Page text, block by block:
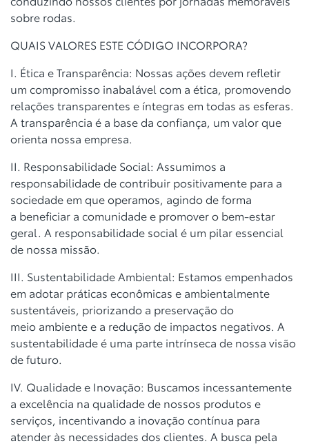
sobre rodas.
QUAIS VALORES ESTE CÓDIGO INCORPORA?
I. Ética e Transparência: Nossas ações devem refletir
um compromisso inabalável com a ética, promovendo
relações transparentes e íntegras em todas as esferas.
A transparência é a base da confiança, um valor que
orienta nossa empresa.
II. Responsabilidade Social: Assumimos a
responsabilidade de contribuir positivamente para a
sociedade em que operamos, agindo de forma
a beneficiar a comunidade e promover o bem-estar
geral. A responsabilidade social é um pilar essencial
de nossa missão.
III. Sustentabilidade Ambiental: Estamos empenhados
em adotar práticas econômicas e ambientalmente
sustentáveis, priorizando a preservação do
meio ambiente e a redução de impactos negativos. A
sustentabilidade é uma parte intrínseca de nossa visão
de futuro.
IV. Qualidade e Inovação: Buscamos incessantemente
a excelência na qualidade de nossos produtos e
serviços, incentivando a inovação contínua para
atender às necessidades dos clientes. A busca pela